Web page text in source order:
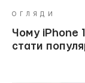
ОГЛЯДИ
Чому iPhone
стати